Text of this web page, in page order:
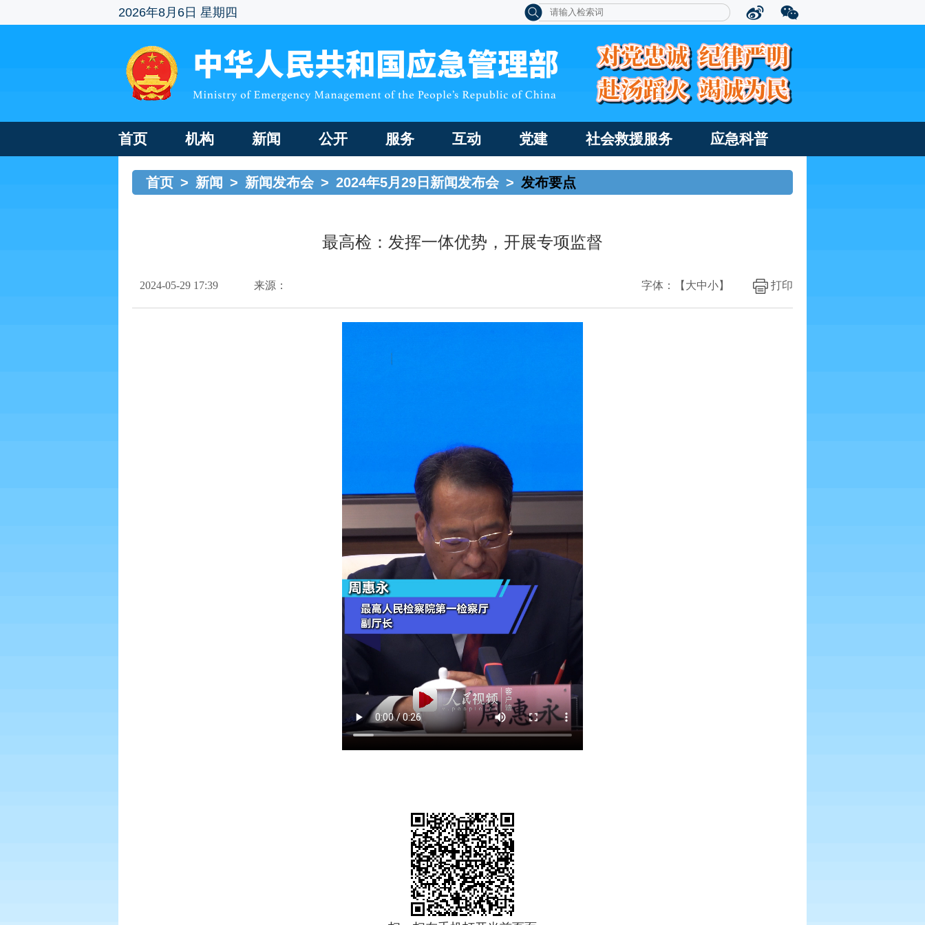
2026年8月6日 星期四
首页 机构 新闻 公开 服务 互动 党建 社会救援服务 应急科普
首页 > 新闻 > 新闻发布会 > 2024年5月29日新闻发布会 > 发布要点
最高检：发挥一体优势，开展专项监督
2024-05-29 17:39 来源： 打印
字体：【 大中小】